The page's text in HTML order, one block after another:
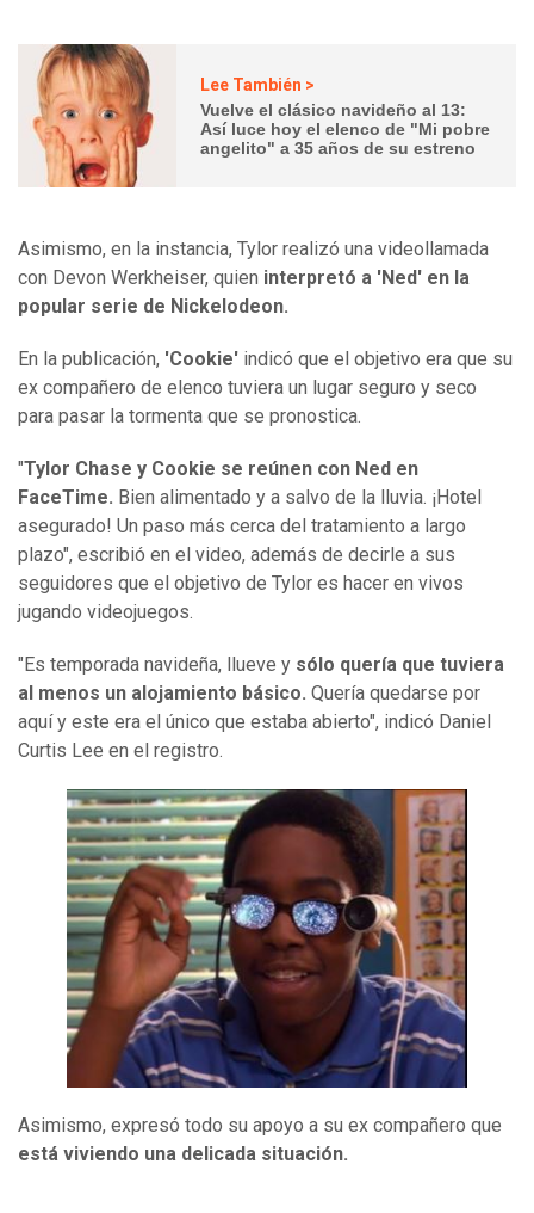
Lee También >
Vuelve el clásico navideño al 13:
Así luce hoy el elenco de "Mi pobre
angelito" a 35 años de su estreno
Asimismo, en la instancia, Tylor realizó una videollamada
con Devon Werkheiser, quien interpretó a 'Ned' en la
popular serie de Nickelodeon.
En la publicación, 'Cookie' indicó que el objetivo era que su
ex compañero de elenco tuviera un lugar seguro y seco
para pasar la tormenta que se pronostica.
"Tylor Chase y Cookie se reúnen con Ned en
FaceTime. Bien alimentado y a salvo de la lluvia. ¡Hotel
asegurado! Un paso más cerca del tratamiento a largo
plazo", escribió en el video, además de decirle a sus
seguidores que el objetivo de Tylor es hacer en vivos
jugando videojuegos.
"Es temporada navideña, llueve y sólo quería que tuviera
al menos un alojamiento básico. Quería quedarse por
aquí y este era el único que estaba abierto", indicó Daniel
Curtis Lee en el registro.
Asimismo, expresó todo su apoyo a su ex compañero que
está viviendo una delicada situación.